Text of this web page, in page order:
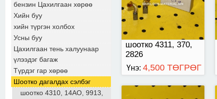
бензин Цахилгаан хөрөө
Хийн буу
хийн түргэн холбох
Усны буу
Цахилгаан тень халуунаар
үлээдэг багаж
Түрдэг гар хөрөө
Шоотко дагалдах сэлбэг
шоотко 4310, 14АО, 9913,
шоотко 4311, 370,
2826
Үнэ: 4,500 ТӨГРӨГ